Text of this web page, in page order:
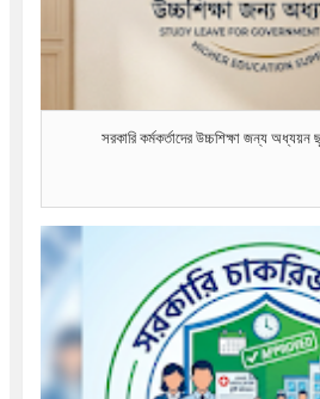
সরকারি কর্মকর্তাদের উচ্চশিক্ষা জন্য